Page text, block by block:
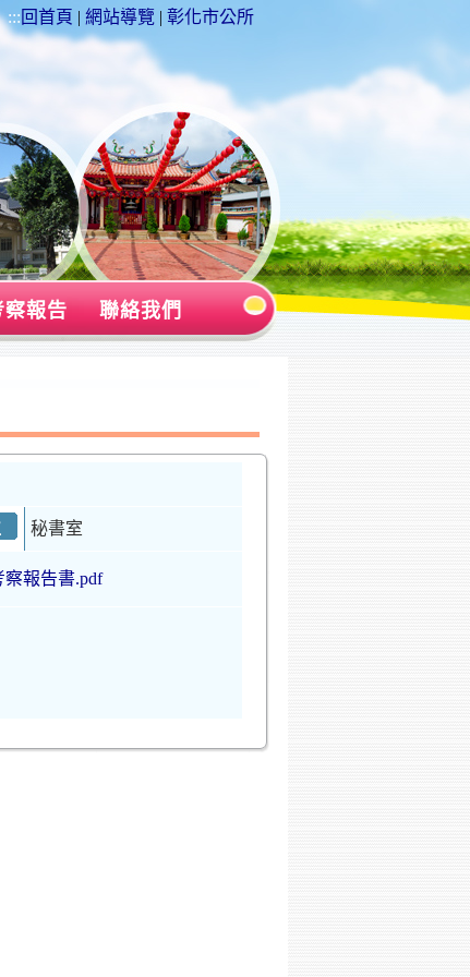
::: 回首頁 | 網站導覽 | 彰化市公所
察報告 聯絡我們
秘書室
察報告書.pdf